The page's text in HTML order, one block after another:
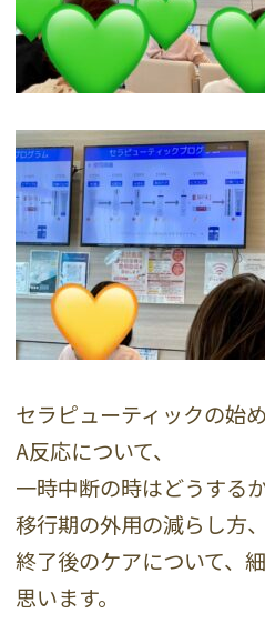
セラピューティックの始め
A反応について、
一時中断の時はどうするか
移行期の外用の減らし方、
終了後のケアについて、
思います。